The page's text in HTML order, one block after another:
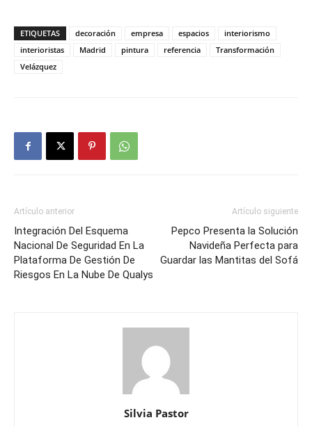
ETIQUETAS decoración empresa espacios
interiorismo
interioristas
Madrid pintura referencia
Transformación
Velázquez
Artículo anterior
Integración Del Esquema
Nacional De Seguridad En La
Plataforma De Gestión De
Riesgos En La Nube De Qualys
Artículo siguiente
Pepco Presenta la Solución
Navideña Perfecta para
Guardar las Mantitas del Sofá
Silvia Pastor